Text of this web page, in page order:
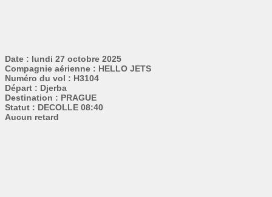
Date : lundi 27 octobre 2025
Compagnie aérienne : HELLO JETS
Numéro du vol : H3104
Départ : Djerba
Destination : PRAGUE
Statut : DECOLLE 08:40
Aucun retard